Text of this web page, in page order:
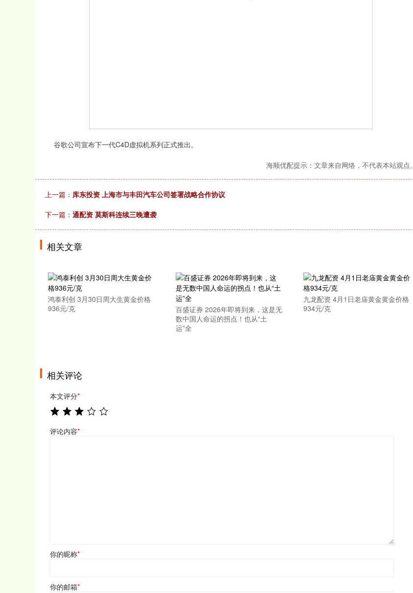
谷歌公司宣布下一代C4D虚拟机系列正式推出。
海顺优配提示：文章来自网络，不代表本站观点。
上一篇： 库东投资 上海市与丰田汽车公司签署战略合作协议
下一篇： 通配资 莫斯科连续三晚遭袭
相关文章
鸿泰利创 3月30日周大生黄金价格
936元/克
百盛证券 2026年即将到来，这是无
数中国人命运的拐点！也从“土
运”全
九龙配资 4月1日老庙黄金黄金价格
934元/克
相关评论
本文评分*
评论内容*
你的昵称*
你的邮箱*